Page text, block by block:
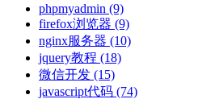
phpmyadmin (9)
firefox浏览器 (9)
nginx服务器 (10)
jquery教程 (18)
微信开发 (15)
javascript代码 (74)